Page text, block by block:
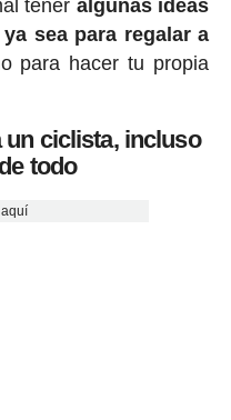
tener algunas ideas
sea para regalar a
para hacer tu propia
un ciclista, incluso
todo